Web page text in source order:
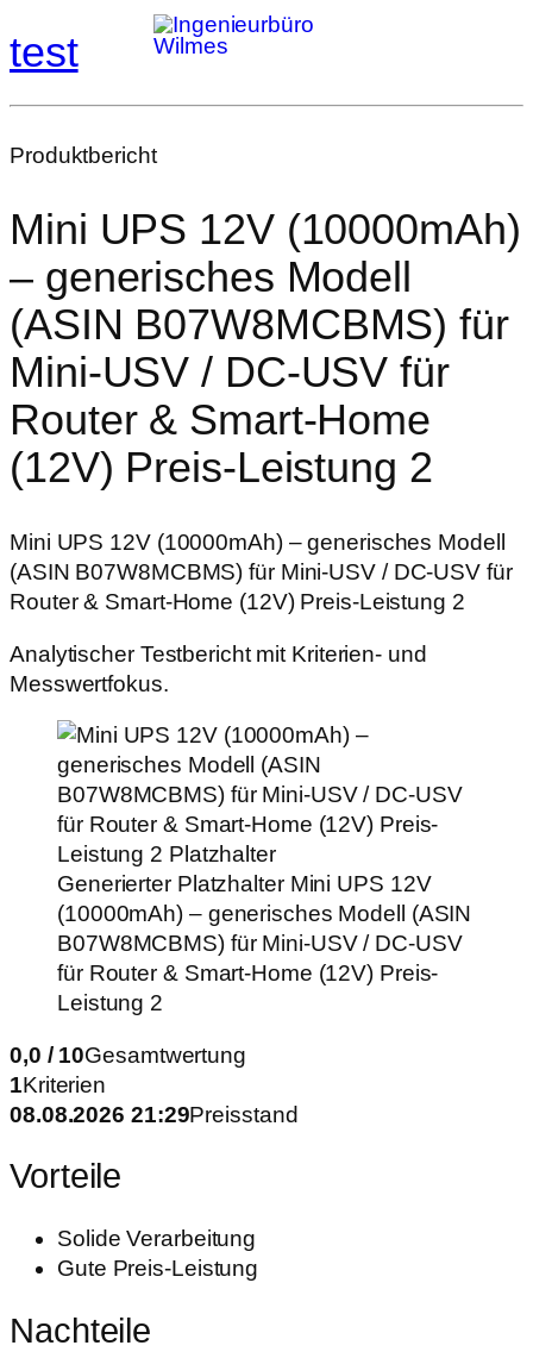
test
Produktbericht
Mini UPS 12V (10000mAh)
– generisches Modell
(ASIN B07W8MCBMS) für
Mini‑USV / DC‑USV für
Router & Smart‑Home
(12V) Preis-Leistung 2
Mini UPS 12V (10000mAh) – generisches Modell
(ASIN B07W8MCBMS) für Mini‑USV / DC‑USV für
Router & Smart‑Home (12V) Preis-Leistung 2
Analytischer Testbericht mit Kriterien- und
Messwertfokus.
Generierter Platzhalter Mini UPS 12V
(10000mAh) – generisches Modell (ASIN
B07W8MCBMS) für Mini‑USV / DC‑USV
für Router & Smart‑Home (12V) Preis-
Leistung 2
0,0 / 10Gesamtwertung
1Kriterien
08.08.2026 21:29Preisstand
Vorteile
Solide Verarbeitung
Gute Preis-Leistung
Nachteile